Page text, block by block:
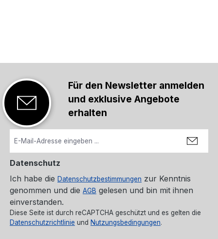
Für den Newsletter anmelden
und exklusive Angebote
erhalten
Datenschutz
Ich habe die Datenschutzbestimmungen zur Kenntnis
genommen und die AGB gelesen und bin mit ihnen
einverstanden.
Diese Seite ist durch reCAPTCHA geschützt und es gelten die
Datenschutzrichtlinie und Nutzungsbedingungen.